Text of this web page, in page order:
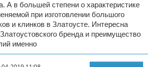
А в большей степени о характеристике
при изготовлении большого
и клинков в Златоусте. Интересна
бренда и преимущество
именно